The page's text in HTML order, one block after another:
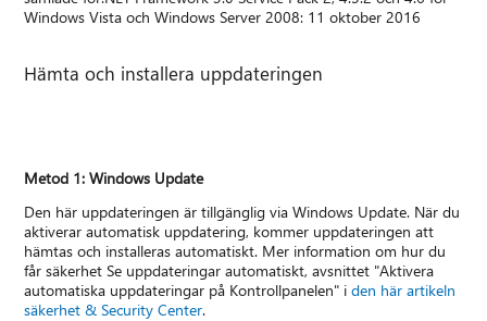
Windows Vista och Windows Server 2008: 11 oktober 2016
Hämta och installera uppdateringen
Metod 1: Windows Update
Den här uppdateringen är tillgänglig via Windows Update. När du
aktiverar automatisk uppdatering, kommer uppdateringen att
hämtas och installeras automatiskt. Mer information om hur du
får säkerhet Se uppdateringar automatiskt, avsnittet "Aktivera
automatiska uppdateringar på Kontrollpanelen" iden här artikeln
säkerhet & Security Center.